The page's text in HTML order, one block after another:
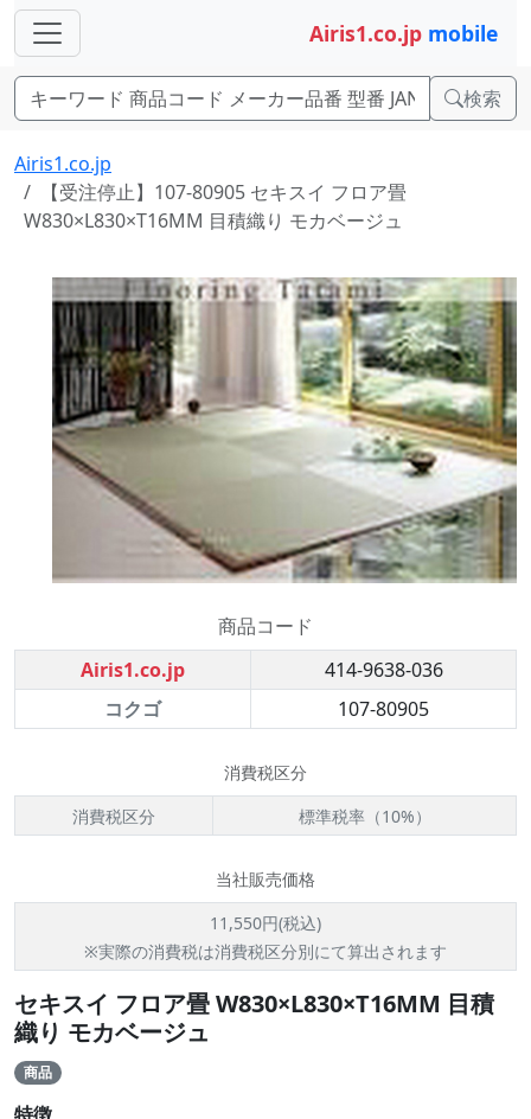
Airis1.co.jp mobile
検索
Airis1.co.jp
【受注停止】107-80905 セキスイ フロア畳
W830×L830×T16MM 目積織り モカベージュ
商品コード
Airis1.co.jp
414-9638-036
コクゴ
107-80905
消費税区分
消費税区分
標準税率（10%）
当社販売価格
11,550円(税込)
※実際の消費税は消費税区分別にて算出されます
セキスイ フロア畳 W830×L830×T16MM 目積
織り モカベージュ
商品